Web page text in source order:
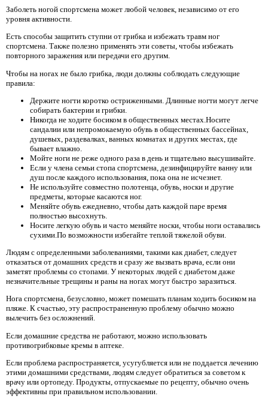
Заболеть ногой спортсмена может любой человек, независимо от его
уровня активности.
Есть способы защитить ступни от грибка и избежать травм ног
спортсмена. Также полезно применять эти советы, чтобы избежать
повторного заражения или передачи его другим.
Чтобы на ногах не было грибка, люди должны соблюдать следующие
правила:
Держите ногти коротко остриженными. Длинные ногти могут легче
собирать бактерии и грибки.
Никогда не ходите босиком в общественных местах.Носите
сандалии или непромокаемую обувь в общественных бассейнах,
душевых, раздевалках, ванных комнатах и ​​других местах, где
бывает влажно.
Мойте ноги не реже одного раза в день и тщательно высушивайте.
Если у члена семьи стопа спортсмена, дезинфицируйте ванну или
душ после каждого использования, пока она не исчезнет.
Не используйте совместно полотенца, обувь, носки и другие
предметы, которые касаются ног.
Меняйте обувь ежедневно, чтобы дать каждой паре время
полностью высохнуть.
Носите легкую обувь и часто меняйте носки, чтобы ноги оставались
сухими.По возможности избегайте теплой тяжелой обуви.
Людям с определенными заболеваниями, такими как диабет, следует
отказаться от домашних средств и сразу же вызвать врача, если они
заметят проблемы со стопами. У некоторых людей с диабетом даже
незначительные трещины и раны на ногах могут быстро заразиться.
Нога спортсмена, безусловно, может помешать планам ходить босиком на
пляже. К счастью, эту распространенную проблему обычно можно
вылечить без осложнений.
Если домашние средства не работают, можно использовать
противогрибковые кремы в аптеке.
Если проблема распространяется, усугубляется или не поддается лечению
этими домашними средствами, людям следует обратиться за советом к
врачу или ортопеду. Продукты, отпускаемые по рецепту, обычно очень
эффективны при правильном использовании.